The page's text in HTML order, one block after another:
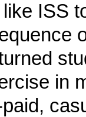
ISS
in